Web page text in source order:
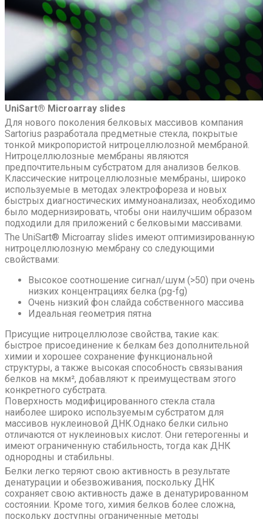
UniSart® Microarray slides
Для нового поколения белковых массивов компания
Sartorius разработала предметные стекла, покрытые
тонкой микропористой нитроцеллюлозной мембраной.
Нитроцеллюлозные мембраны являются
предпочтительным субстратом для анализов белков.
Классические нитроцеллюлозные мембраны, широко
используемые в методах электрофореза и новых
быстрых диагностических иммуноанализах, необходимо
было модернизировать, чтобы они наилучшим образом
подходили для приложений с белковыми массивами.
The UniSart® Microarray slides имеют оптимизированную
нитроцеллюлозную мембрану со следующими
свойствами:
Высокое соотношение сигнал/шум (>50) при очень
низких концентрациях белка (pg-fg)
Очень низкий фон слайда собственного массива
Идеальная геометрия пятна
Присущие нитроцеллюлозе свойства, такие как:
быстрое присоединение к белкам без дополнительной
химии и хорошее сохранение функциональной
структуры, а также высокая способность связывания
белков на мкм², добавляют к преимуществам этого
конкретного субстрата.
Поверхность модифицированного стекла стала
наиболее широко используемым субстратом для
массивов нуклеиновой ДНК.Однако белки сильно
отличаются от нуклеиновых кислот. Они гетерогенны и
имеют ограниченную стабильность, тогда как ДНК
однородны и стабильны.
Белки легко теряют свою активность в результате
денатурации и обезвоживания, поскольку ДНК
сохраняет свою активность даже в денатурированном
состоянии. Кроме того, химия белков более сложна,
поскольку доступны ограниченные методы